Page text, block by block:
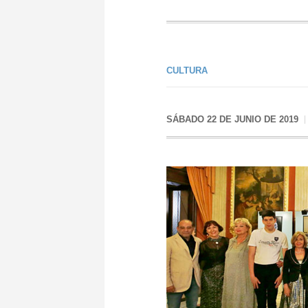
CULTURA
SÁBADO 22 DE JUNIO DE 2019